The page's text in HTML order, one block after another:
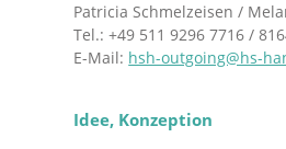
Patricia Schmelzeisen /
Tel.: +49 511 9296 7716 /
E-Mail: hsh-outgoing@hs-
Idee, Konzeption